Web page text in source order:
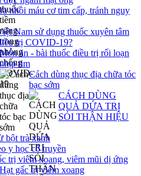
nhồi máu cơ tim cấp, tránh nguy
Nam sử dụng thuốc xuyên tâm
trị COVID-19?
Món ăn - bài thuốc điều trị rối loạn
nhịp tim
Cách dùng thục địa chữa tóc
bạc sớm
CÁCH DÙNG
QUẢ DỨA TRỊ
SỎI THẬN HIỆU
bột trà xanh
y học cổ truyền
trị viêm xoang, viêm mũi dị ứng
Hạt gấc trị viêm xoang